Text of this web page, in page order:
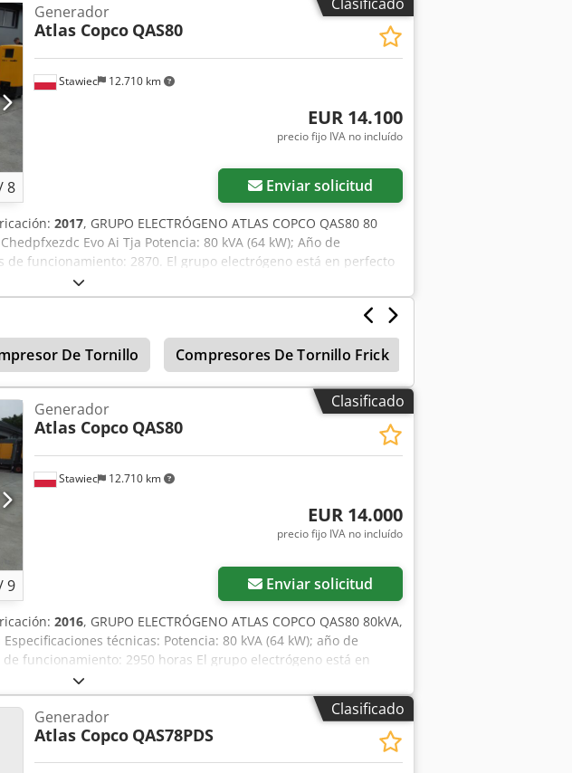
8
Stawiec 12.710 km
Generador
Atlas Copco QAS80
EUR 14.100
precio fijo IVA no incluído
Enviar solicitud
2017, GRUPO ELECTRÓGENO ATLAS COPCO QAS80 80
Evo Ai Tja Potencia: 80 kVA (64 kW); Año de
de funcionamiento: 2870. El grupo electrógeno está en perfecto
500 PLN. Precio bruto: 73 185 PLN.
De Tornillo Compresores De Tornillo Frick
Clasificado
9
Stawiec 12.710 km
Generador
Atlas Copco QAS80
EUR 14.000
precio fijo IVA no incluído
Enviar solicitud
2016, GRUPO ELECTRÓGENO ATLAS COPCO QAS80 80kVA,
técnicas: Potencia: 80 kVA (64 kW); año de
funcionamiento: 2950 horas El grupo electrógeno está en
neto: 59.500 PLN Precio bruto: 73.185 PLN
Clasificado
Generador
Atlas Copco QAS78PDS